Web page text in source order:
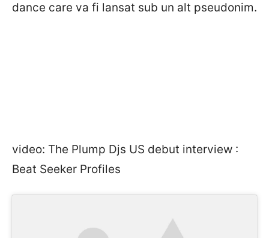
dance care va fi lansat sub un alt pseudonim.
video: The Plump Djs US debut interview :
Beat Seeker Profiles